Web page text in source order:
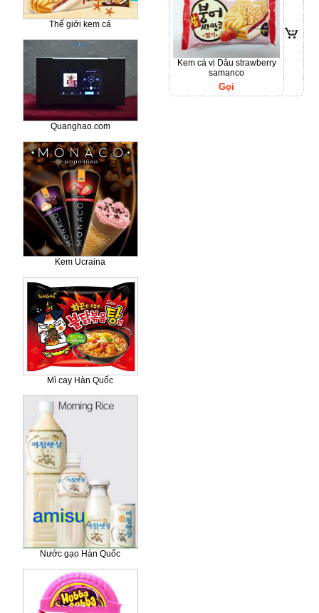
Thế giới kem cá
Quanghao.com
Kem Ucraina
Mì cay Hàn Quốc
Nước gạo Hàn Quốc
Kem cá vị Dâu strawberry
samanco
Gọi